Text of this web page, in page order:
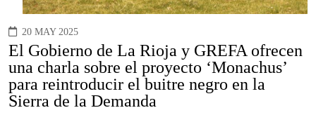
20 MAY 2025
El Gobierno de La Rioja y GREFA ofrecen
una charla sobre el proyecto ‘Monachus’
para reintroducir el buitre negro en la
Sierra de la Demanda